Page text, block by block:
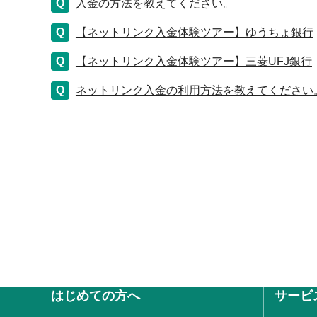
入金の方法を教えてください。
【ネットリンク入金体験ツアー】ゆうちょ銀行
【ネットリンク入金体験ツアー】三菱UFJ銀行
ネットリンク入金の利用方法を教えてください
はじめての方へ サービ